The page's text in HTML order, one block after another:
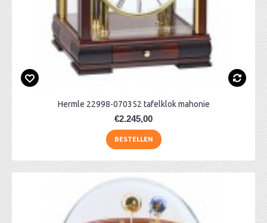
Hermle 22998-070352 tafelklok mahonie
€2.245,00
BESTELLEN